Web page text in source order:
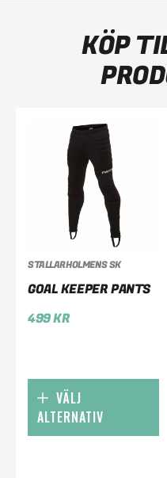
KÖP
STALLARHOLMENS SK
GOAL KEEPER PANTS
499KR
VÄLJ
ALTERNATIV